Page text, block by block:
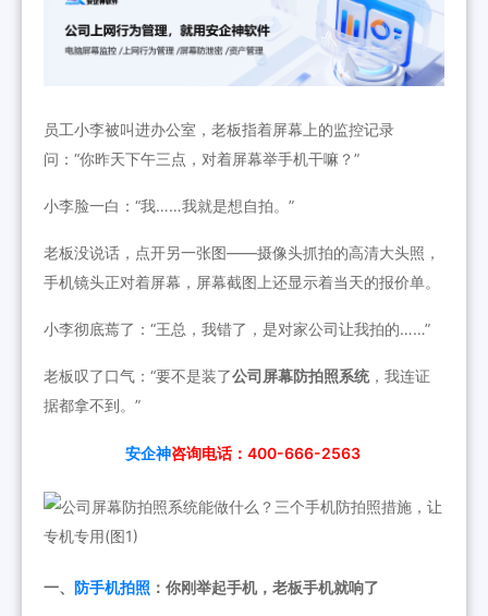
员工小李被叫进办公室，老板指着屏幕上的监控记录
问：“你昨天下午三点，对着屏幕举手机干嘛？”
小李脸一白：“我……我就是想自拍。”
老板没说话，点开另一张图——摄像头抓拍的高清大头照，
手机镜头正对着屏幕，屏幕截图上还显示着当天的报价单。
小李彻底蔫了：“王总，我错了，是对家公司让我拍的……”
老板叹了口气：“要不是装了公司屏幕防拍照系统，我连证
据都拿不到。”
安企神咨询电话：400-666-2563
一、 防手机拍照 ：你刚举起手机，老板手机就响了